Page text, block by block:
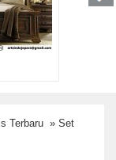
Terbaru » Set